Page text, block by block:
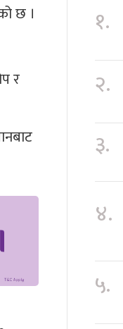
छ ।
र
१.
२.
३.
४.
५.